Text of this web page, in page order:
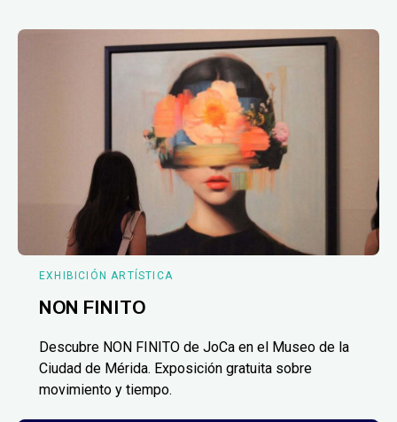
EXHIBICIÓN ARTÍSTICA
NON FINITO
Descubre NON FINITO de JoCa en el Museo de la
Ciudad de Mérida. Exposición gratuita sobre
movimiento y tiempo.